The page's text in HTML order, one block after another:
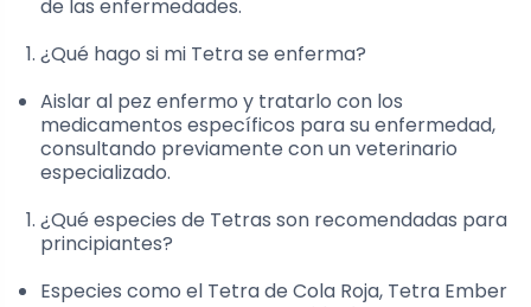
de las enfermedades.
¿Qué hago si mi Tetra se enferma?
Aislar al pez enfermo y tratarlo con los
medicamentos específicos para su enfermedad,
consultando previamente con un veterinario
especializado.
¿Qué especies de Tetras son recomendadas para
principiantes?
Especies como el Tetra de Cola Roja, Tetra Ember